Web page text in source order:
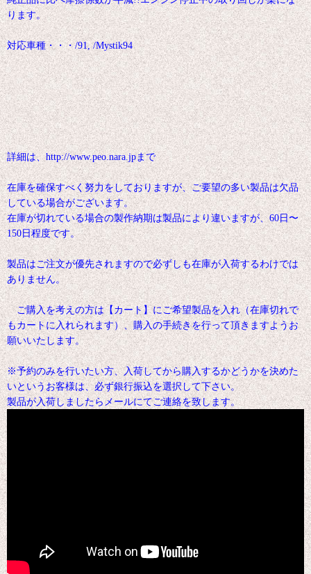
ります。
対応車種・・・/91, /Mystik94
詳細は、http://www.peo.nara.jpまで
在庫を確保すべく努力をしておりますが、ご要望の多い製品は欠品
している場合がございます。
在庫が切れている場合の製作納期は製品により違いますが、60日〜
150日程度です。
製品はご注文が優先されますので必ずしも在庫が入荷するわけでは
ありません。
ご購入を考えの方は【カート】にご希望製品を入れ（在庫切れで
もカートに入れられます）、購入の手続きを行って頂きますようお
願いいたします。
※予約のみを行いたい方、入荷してから購入するかどうかを決めた
いというお客様は、必ず銀行振込を選択して下さい。
製品が入荷しましたらメールにてご連絡を致します。